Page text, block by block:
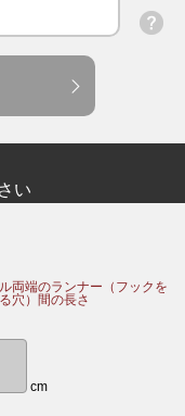
い
両端のランナー（フックを
穴）間の長さ
cm